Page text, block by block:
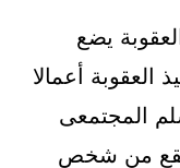
يضع
أعمالا
المجتمعى
تقع من شخص